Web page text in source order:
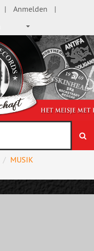
Anmelden
MUSIK